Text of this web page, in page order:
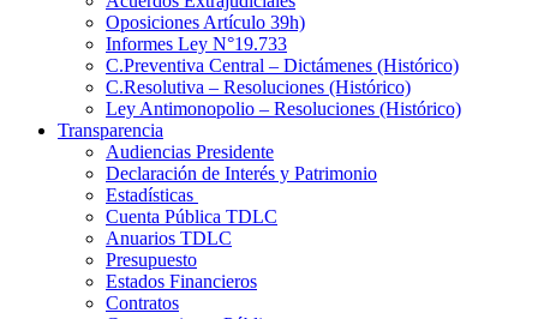
Oposiciones Artículo 39h)
Informes Ley N°19.733
C.Preventiva Central – Dictámenes (Histórico)
C.Resolutiva – Resoluciones (Histórico)
Ley Antimonopolio – Resoluciones (Histórico)
Transparencia
Audiencias Presidente
Declaración de Interés y Patrimonio
Estadísticas
Cuenta Pública TDLC
Anuarios TDLC
Presupuesto
Estados Financieros
Contratos